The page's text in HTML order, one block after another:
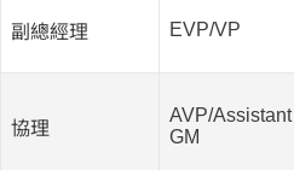
副總經理 EVP/VP
協理
AVP/Assistant
GM